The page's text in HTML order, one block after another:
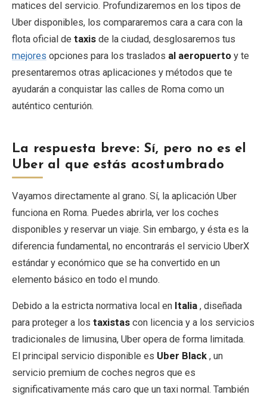
matices del servicio. Profundizaremos en los tipos de
Uber disponibles, los compararemos cara a cara con la
flota oficial de taxis de la ciudad, desglosaremos tus
mejores opciones para los traslados al aeropuerto y te
presentaremos otras aplicaciones y métodos que te
ayudarán a conquistar las calles de Roma como un
auténtico centurión.
La respuesta breve: Sí, pero no es el
Uber al que estás acostumbrado
Vayamos directamente al grano. Sí, la aplicación Uber
funciona en Roma. Puedes abrirla, ver los coches
disponibles y reservar un viaje. Sin embargo, y ésta es la
diferencia fundamental, no encontrarás el servicio UberX
estándar y económico que se ha convertido en un
elemento básico en todo el mundo.
Debido a la estricta normativa local en Italia , diseñada
para proteger a los taxistas con licencia y a los servicios
tradicionales de limusina, Uber opera de forma limitada.
El principal servicio disponible es Uber Black , un
servicio premium de coches negros que es
significativamente más caro que un taxi normal. También